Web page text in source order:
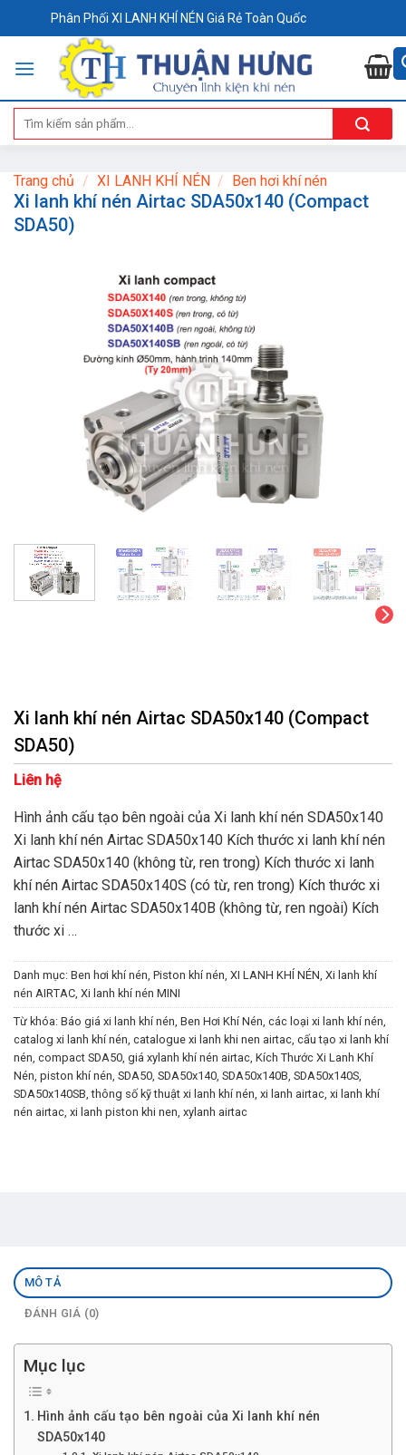
to
Phân Phối XI LANH KHÍ NÉN Giá Rẻ Toàn Quốc
Tìm
kiếm:
Trang chủ / XI LANH KHÍ NÉN / Ben hơi khí nén
Xi lanh khí nén Airtac SDA50x140 (Compact
SDA50)
Xi lanh khí nén Airtac SDA50x140 (Compact
SDA50)
Liên hệ
Hình ảnh cấu tạo bên ngoài của Xi lanh khí nén SDA50x140
Xi lanh khí nén Airtac SDA50x140 Kích thước xi lanh khí nén
Airtac SDA50x140 (không từ, ren trong) Kích thước xi lanh
khí nén Airtac SDA50x140S (có từ, ren trong) Kích thước xi
lanh khí nén Airtac SDA50x140B (không từ, ren ngoài) Kích
thước xi …
Danh mục: Ben hơi khí nén, Piston khí nén, XI LANH KHÍ NÉN, Xi lanh khí
nén AIRTAC, Xi lanh khí nén MINI
Từ khóa: Báo giá xi lanh khí nén, Ben Hơi Khí Nén, các loại xi lanh khí nén,
catalog xi lanh khí nén, catalogue xi lanh khi nen airtac, cấu tạo xi lanh khí
nén, compact SDA50, giá xylanh khí nén airtac, Kích Thước Xi Lanh Khí
Nén, piston khí nén, SDA50, SDA50x140, SDA50x140B, SDA50x140S,
SDA50x140SB,thông số kỹ thuật xi lanh khí nén, xi lanh airtac, xi lanh khí
nén airtac, xi lanh piston khi nen, xylanh airtac
MÔ TẢ
ĐÁNH GIÁ (0)
Mục lục
Hình ảnh cấu tạo bên ngoài của Xi lanh khí nén
SDA50x140